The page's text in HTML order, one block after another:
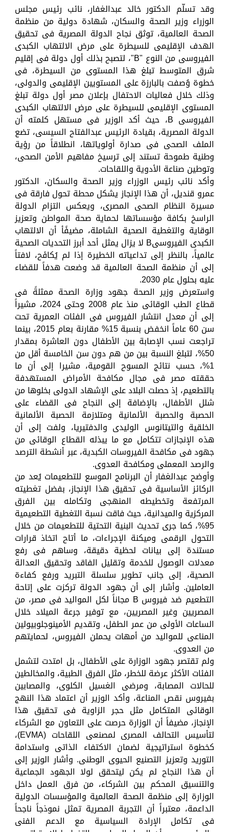
وقد تسلّم الدكتور خالد عبدالغفار، نائب رئيس مجلس
الوزراء وزير الصحة والسكان، شهادة دولية من منظمة
الصحة العالمية، توثق نجاح الدولة المصرية فى تحقيق
الهدف الإقليمى للسيطرة على مرض الالتهاب الكبدى
الفيروسى من النوع "B"، لتصبح بذلك أول دولة فى إقليم
شرق المتوسط تبلغ هذا المستوى من السيطرة، فى
خطوة وُصفت بالبارزة على المستويين الإقليمى والدولى،
وذلك خلال فعاليات الاحتفال بإعلان مصر أول دولة تبلغ
المستوى الإقليمى للسيطرة على مرض الالتهاب الكبدى
الفيروسى B، حيث أكد الوزير فى مستهل كلمته أن
الدولة المصرية، بقيادة الرئيس عبدالفتاح السيسى، تضع
الملف الصحى فى صدارة أولوياتها، انطلاقاً من رؤية
وطنية طموحة تستند إلى ترسيخ مفاهيم الأمن الصحى،
وتوطين صناعة الأدوية واللقاحات.
وأكد نائب رئيس الوزراء وزير الصحة والسكان، الدكتور
عمرو قنديل، أن هذا الإنجاز يشكل محطة تحول فارقة فى
مسيرة النظام الصحى المصرى، ويعكس التزام الدولة
الراسخ بكافة مؤسساتها لحماية صحة المواطن وتعزيز
الوقاية والتغطية الصحية الشاملة، مضيفًأ أن الالتهاب
الكبدى الفيروسىB لا يزال يمثل أحد أبرز التحديات الصحية
عالمياً، بالنظر إلى تداعياته الخطيرة إذا لم يُكافَح، لافتاً
إلى أن منظمة الصحة العالمية قد وضعت هدفاً للقضاء
عليه بحلول عام 2030.
واستعرض وزير الصحة جهود وزارة الصحة ممثلةً فى
قطاع الطب الوقائى منذ عام 2008 وحتى 2024، مشيراً
إلى أن معدل انتشار الفيروس فى الفئات العمرية تحت
سن 60 عاماً انخفض بنسبة 15% مقارنة بعام 2015، بينما
تراجعت نسب الإصابة بين الأطفال دون العاشرة بمقدار
50%، لتبلغ النسبة بين من هم دون سن الخامسة أقل من
1%، حسب نتائج المسوح القومية، مشيرا إلى أن ما
حققته مصر فى مجال مكافحة الأمراض المستهدفة
بالتطعيم، إذ حصلت البلاد على الإشهاد الدولى بخلوها من
شلل الأطفال، بالإضافة إلى النجاح فى القضاء على
الحصبة والحصبة الألمانية ومتلازمة الحصبة الألمانية
الخلقية والتيتانوس الوليدى والدفتيريا، ولفت إلى أن
هذه الإنجازات تتكامل مع ما يبذله القطاع الوقائى من
جهود فى مكافحة الفيروسات الكبدية، عبر أنشطة الترصد
والرصد المعملى ومكافحة العدوى.
وأوضح عبدالغفار أن البرنامج الموسع للتطعيمات يُعد من
الركائز الأساسية فى تحقيق هذا الإنجاز، بفضل تغطيته
المرتفعة وتخطيطه المنهجى وتكامله بين الفرق
المركزية والميدانية، حيث فاقت نسبة التغطية التطعيمية
95%، كما جرى تحديث البنية التحتية للتطعيمات من خلال
التحول الرقمى وميكنة الإجراءات، ما أتاح اتخاذ قرارات
مستندة إلى بيانات لحظية دقيقة، وساهم فى رفع
معدلات الوصول للخدمة وتقليل الفاقد وتحقيق العدالة
الصحية، إلى جانب تطوير سلسلة التبريد ورفع كفاءة
العاملين. وأشار إلى أن جهود الدولة تركزت على إتاحة
التطعيم ضد فيروس B مجاناً لكل المواليد فى مصر، من
المصريين وغير المصريين، مع توفير جرعة الميلاد خلال
الساعات الأولى من عمر الطفل، وتقديم الأمينوجلوبيولين
المناعى للمواليد من أمهات يحملن الفيروس، لحمايتهم
من العدوى.
ولم تقتصر جهود الوزارة على الأطفال، بل امتدت لتشمل
الفئات الأكثر عرضة للخطر، مثل الفرق الطبية، والمخالطين
للحالات المصابة، ومرضى الغسيل الكلوى، والمصابين
بفيروس نقص المناعة، وأكد الوزير أن اعتماد هذا النهج
الوقائى المتكامل مثل حجر الزاوية فى تحقيق هذا
الإنجاز، مضيفاً أن الوزارة حرصت على التعاون مع الشركاء
لتأسيس التحالف المصرى لمصنعى اللقاحات (EVMA)،
كخطوة استراتيجية لضمان الاكتفاء الذاتى واستدامة
التوريد وتعزيز التصنيع الحيوى الوطنى. وأشار الوزير إلى
أن هذا النجاح لم يكن ليتحقق لولا الجهود الجماعية
والتنسيق المحكم بين الشركاء، من فرق العمل داخل
الوزارة إلى منظمة الصحة العالمية والمؤسسات الدولية
الداعمة، معتبراً أن التجربة المصرية تمثل نموذجاً ناجحاً
فى تكامل الإرادة السياسية مع الدعم الفنى